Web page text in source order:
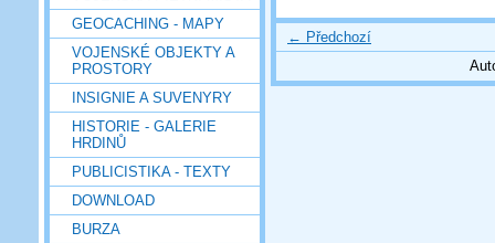
GEOCACHING - MAPY
VOJENSKÉ OBJEKTY A
PROSTORY
INSIGNIE A SUVENYRY
HISTORIE - GALERIE
HRDINŮ
PUBLICISTIKA - TEXTY
DOWNLOAD
BURZA
← Předchozí